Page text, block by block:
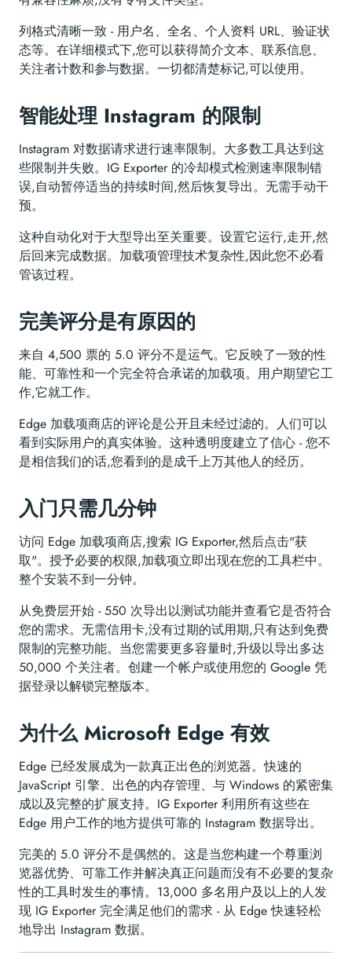
列格式清晰一致 - 用户名、全名、个人资料 URL、验证状
态等。在详细模式下,您可以获得简介文本、联系信息、
关注者计数和参与数据。一切都清楚标记,可以使用。
智能处理 Instagram 的限制
Instagram 对数据请求进行速率限制。大多数工具达到这
些限制并失败。IG Exporter 的冷却模式检测速率限制错
误,自动暂停适当的持续时间,然后恢复导出。无需手动干
预。
这种自动化对于大型导出至关重要。设置它运行,走开,然
后回来完成数据。加载项管理技术复杂性,因此您不必看
管该过程。
完美评分是有原因的
来自 4,500 票的 5.0 评分不是运气。它反映了一致的性
能、可靠性和一个完全符合承诺的加载项。用户期望它工
作,它就工作。
Edge 加载项商店的评论是公开且未经过滤的。人们可以
看到实际用户的真实体验。这种透明度建立了信心 - 您不
是相信我们的话,您看到的是成千上万其他人的经历。
入门只需几分钟
访问 Edge 加载项商店,搜索 IG Exporter,然后点击"获
取"。授予必要的权限,加载项立即出现在您的工具栏中。
整个安装不到一分钟。
从免费层开始 - 550 次导出以测试功能并查看它是否符合
您的需求。无需信用卡,没有过期的试用期,只有达到免费
限制的完整功能。当您需要更多容量时,升级以导出多达
50,000 个关注者。创建一个帐户或使用您的 Google 凭
据登录以解锁完整版本。
为什么 Microsoft Edge 有效
Edge 已经发展成为一款真正出色的浏览器。快速的
JavaScript 引擎、出色的内存管理、与 Windows 的紧密集
成以及完整的扩展支持。IG Exporter 利用所有这些在
Edge 用户工作的地方提供可靠的 Instagram 数据导出。
完美的 5.0 评分不是偶然的。这是当您构建一个尊重浏
览器优势、可靠工作并解决真正问题而没有不必要的复杂
性的工具时发生的事情。13,000 多名用户及以上的人发
现 IG Exporter 完全满足他们的需求 - 从 Edge 快速轻松
地导出 Instagram 数据。